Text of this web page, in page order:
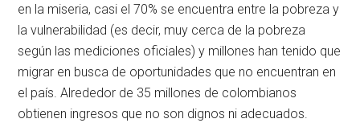
en la miseria, casi el 70% se encuentra entre la pobreza y
la vulnerabilidad (es decir, muy cerca de la pobreza
según las mediciones oficiales) y millones han tenido que
migrar en busca de oportunidades que no encuentran en
el país. Alrededor de 35 millones de colombianos
obtienen ingresos que no son dignos ni adecuados.